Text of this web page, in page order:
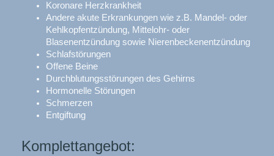
Koronare Herzkrankheit
Andere akute Erkrankungen wie z.B. Mandel- oder
Kehlkopfentzündung, Mittelohr- oder
Blasenentzündung sowie Nierenbeckenentzündung
Schlafstörungen
Offene Beine
Durchblutungsstörungen des Gehirns
Hormonelle Störungen
Schmerzen
Entgiftung
Komplettangebot: